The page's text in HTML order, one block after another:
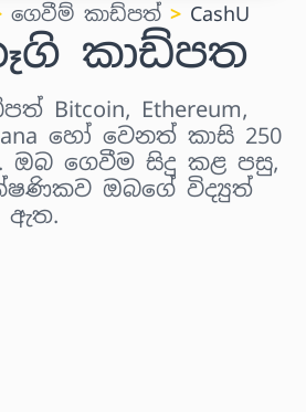
ගෙවීම් කාඩ්පත් CashU
කාඩ්පත
Bitcoin, Ethereum,
හෝ වෙනත් කාසි 250
ගෙවීම සිදු කළ පසු,
ඔබගේ විද්‍යුත්
ඇත.